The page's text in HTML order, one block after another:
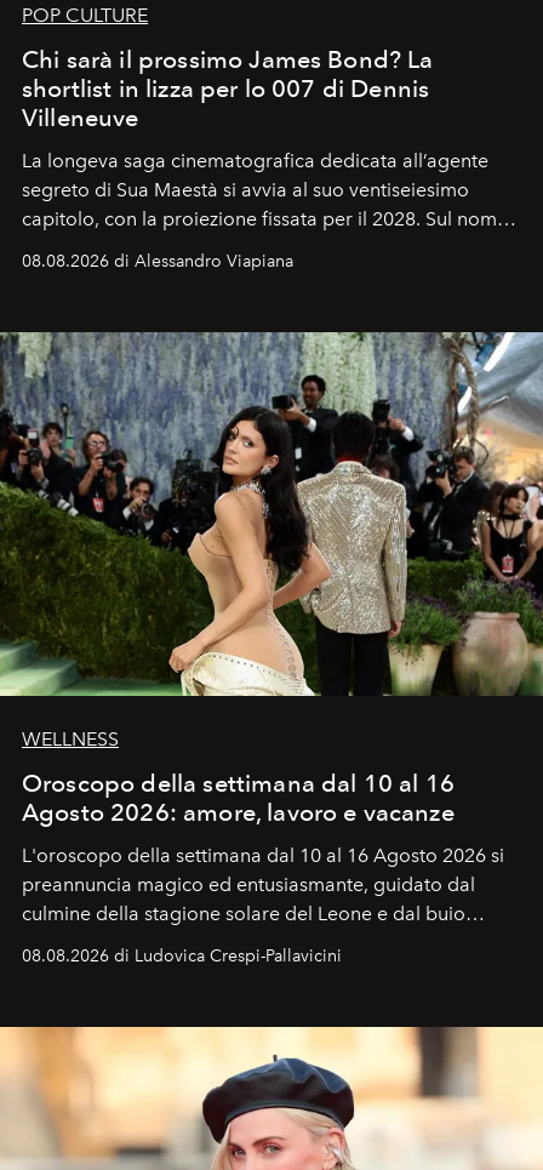
POP CULTURE
Chi sarà il prossimo James Bond? La
shortlist in lizza per lo 007 di Dennis
Villeneuve
La longeva saga cinematografica dedicata all’agente
segreto di Sua Maestà si avvia al suo ventiseiesimo
capitolo, con la proiezione fissata per il 2028. Sul nome
dell’attore chiamato a raccogliere l’eredità di Daniel
Craig, però, regna ancora il più assoluto riserbo.
08.08.2026 di Alessandro Viapiana
WELLNESS
Oroscopo della settimana dal 10 al 16
Agosto 2026: amore, lavoro e vacanze
L'oroscopo della settimana dal 10 al 16 Agosto 2026 si
preannuncia magico ed entusiasmante, guidato dal
culmine della stagione solare del Leone e dal buio
favorevole della Luna nuova in Leone del 12 agosto,
ideale per la notte delle Perseidi.
08.08.2026 di Ludovica Crespi-Pallavicini